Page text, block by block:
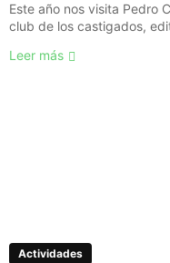
Este año nos visita Pedro
club de los castigados,
Leer más
Actividades